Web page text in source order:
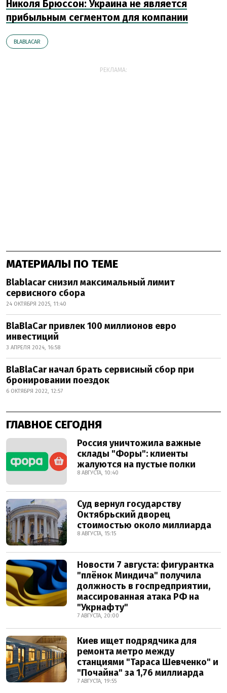
Николя Брюссон: Украина не является
прибыльным сегментом для компании
BLABLACAR
РЕКЛАМА:
МАТЕРИАЛЫ ПО ТЕМЕ
Blablacar снизил максимальный лимит
сервисного сбора
24 ОКТЯБРЯ 2025, 11:40
BlaBlaCar привлек 100 миллионов евро
инвестиций
3 АПРЕЛЯ 2024, 16:58
BlaBlaCar начал брать сервисный сбор при
бронировании поездок
6 ОКТЯБРЯ 2022, 12:57
ГЛАВНОЕ СЕГОДНЯ
Россия уничтожила важные
склады "Форы": клиенты
жалуются на пустые полки
8 АВГУСТА, 10:40
Суд вернул государству
Октябрьский дворец
стоимостью около миллиарда
8 АВГУСТА, 15:15
Новости 7 августа: фигурантка
"плёнок Миндича" получила
должность в госпредприятии,
массированная атака РФ на
"Укрнафту"
7 АВГУСТА, 20:00
Киев ищет подрядчика для
ремонта метро между
станциями "Тараса Шевченко" и
"Почайна" за 1,76 миллиарда
7 АВГУСТА, 19:55